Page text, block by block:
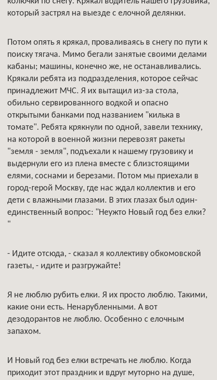
который застрял на выезде с елочной делянки.
Потом опять я крякал, проваливаясь в снегу по пути к
поиску тягача. Мимо бегали занятые своими делами
кабаны; машины, конечно же, не останавливались.
Крякали ребята из подразделения, которое сейчас
принадлежит МЧС. Я их вытащил из-за стола,
обильно сервированного водкой и опасно
открытыми банками под названием "килька в
томате". Ребята крякнули по одной, завели технику,
на которой в военной жизни перевозят ракеты
"земля - земля", подъехали к нашему грузовику и
выдернули его из плена вместе с близстоящими
елями, соснами и березами. Потом мы приехали в
город-герой Москву, где нас ждал коллектив и его
дети с влажными глазами. В этих глазах был один-
единственный вопрос: "Неужто Новый год без елки?
"
- Идите отсюда, - сказал я коллективу обкомовской
газеты, - идите и разгружайте!
Я не люблю рубить елки. Я их просто люблю. Такими,
какие они есть. Ненарубленными. А вот
дезодорантов не люблю. Особенно с елочным
запахом.
И Новый год без елки встречать не люблю. Когда
приходит этот праздник и вдруг муторно на душе,